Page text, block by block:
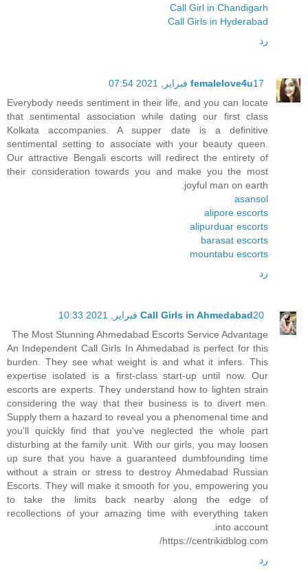
Call Girl in Chandigarh
Call Girls in Hyderabad
رد
femalelove4u17 فبراير, 2021 07:54
Everybody needs sentiment in their life, and you can locate
that sentimental association while dating our first class
Kolkata accompanies. A supper date is a definitive
sentimental setting to associate with your beauty queen.
Our attractive Bengali escorts will redirect the entirety of
their consideration towards you and make you the most
joyful man on earth.
asansol
alipore escorts
alipurduar escorts
barasat escorts
mountabu escorts
رد
Call Girls in Ahmedabad20 فبراير, 2021 10:33
The Most Stunning Ahmedabad Escorts Service Advantage
An Independent Call Girls In Ahmedabad is perfect for this
burden. They see what weight is and what it infers. This
expertise isolated is a first-class start-up until now. Our
escorts are experts. They understand how to lighten strain
considering the way that their business is to divert men.
Supply them a hazard to reveal you a phenomenal time and
you'll quickly find that you've neglected the whole part
disturbing at the family unit. With our girls, you may loosen
up sure that you have a guaranteed dumbfounding time
without a strain or stress to destroy Ahmedabad Russian
Escorts. They will make it smooth for you, empowering you
to take the limits back nearby along the edge of
recollections of your amazing time with everything taken
into account.
https://centrikidblog.com/
رد